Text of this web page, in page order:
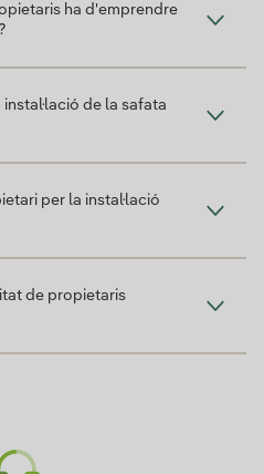
ha d'emprendre
de la safata
per la instal·lació
de propietaris